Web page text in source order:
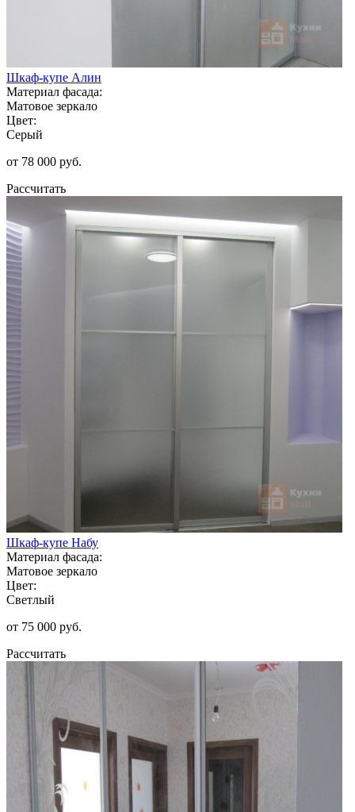
Шкаф-купе Алин
Материал фасада:
Матовое зеркало
Цвет:
Серый
от 78 000 руб.
Рассчитать
Шкаф-купе Набу
Материал фасада:
Матовое зеркало
Цвет:
Светлый
от 75 000 руб.
Рассчитать